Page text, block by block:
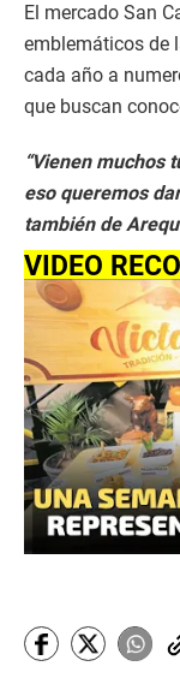
El mercado San
emblemáticos de
cada año a
que buscan
“Vienen muchos
eso queremos
también de
VIDEO